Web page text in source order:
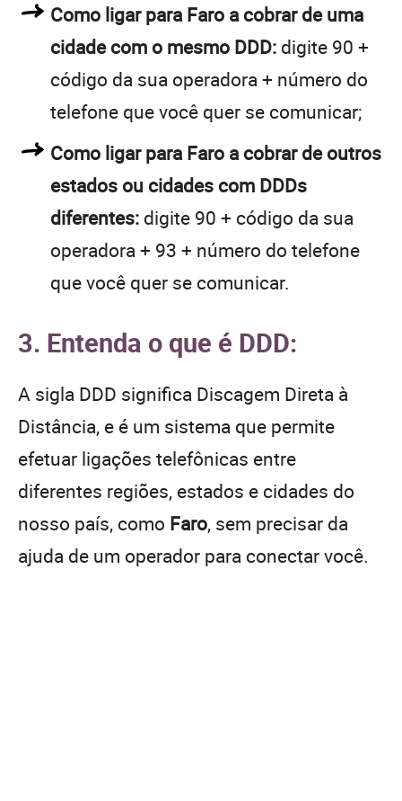
Como ligar para Faro a cobrar de uma
cidade com o mesmo DDD: digite 90 +
código da sua operadora + número do
telefone que você quer se comunicar;
Como ligar para Faro a cobrar de outros
estados ou cidades com DDDs
diferentes: digite 90 + código da sua
operadora + 93 + número do telefone
que você quer se comunicar.
3. Entenda o que é DDD:
A sigla DDD significa Discagem Direta à
Distância, e é um sistema que permite
efetuar ligações telefônicas entre
diferentes regiões, estados e cidades do
nosso país, como Faro, sem precisar da
ajuda de um operador para conectar você.